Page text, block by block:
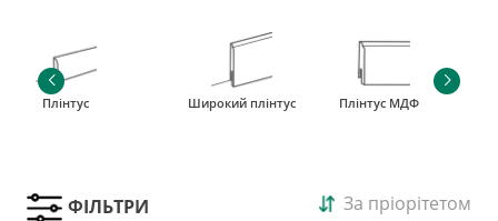
Плінтус Широкий плінтус Плінтус МДФ
ФІЛЬТРИ За пріорітетом